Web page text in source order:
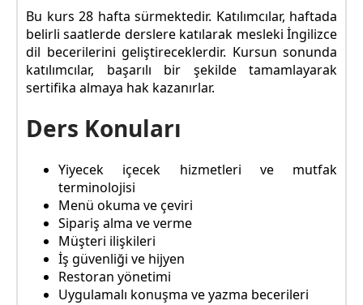
Bu kurs 28 hafta sürmektedir. Katılımcılar, haftada
belirli saatlerde derslere katılarak mesleki İngilizce
dil becerilerini geliştireceklerdir. Kursun sonunda
katılımcılar, başarılı bir şekilde tamamlayarak
sertifika almaya hak kazanırlar.
Ders Konuları
Yiyecek içecek hizmetleri ve mutfak
terminolojisi
Menü okuma ve çeviri
Sipariş alma ve verme
Müşteri ilişkileri
İş güvenliği ve hijyen
Restoran yönetimi
Uygulamalı konuşma ve yazma becerileri